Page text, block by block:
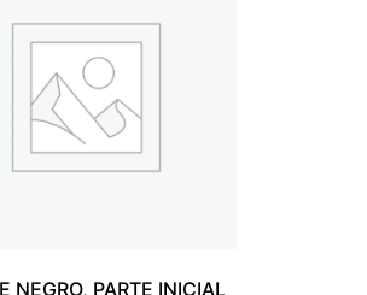
NEGRO, PARTE INICIAL